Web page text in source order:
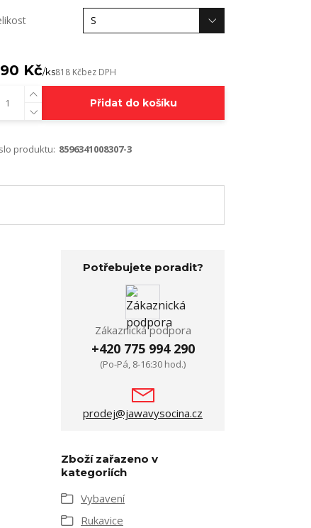
Kč/ks818 Kčbez DPH
Přidat do košíku
produktu: 8596341008307-3
Potřebujete poradit?
Zákaznická podpora
+420 775 994 290
(Po-Pá, 8-16:30 hod.)
prodej@jawavysocina.cz
Zboží zařazeno v
kategoriích
Vybavení
Rukavice